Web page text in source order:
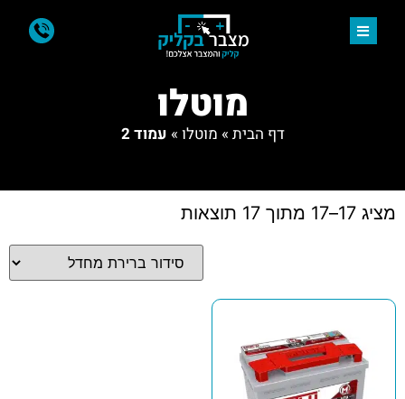
מוטלו
דף הבית » מוטלו » עמוד 2
מציג 17–17 מתוך 17 תוצאות